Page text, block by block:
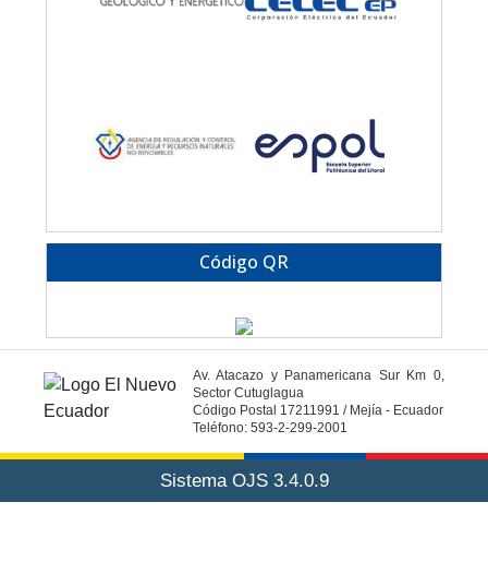
Código QR
Av. Atacazo y Panamericana Sur Km 0,
Sector Cutuglagua
Código Postal 17211991 / Mejía - Ecuador
Teléfono: 593-2-299-2001
Sistema OJS 3.4.0.9